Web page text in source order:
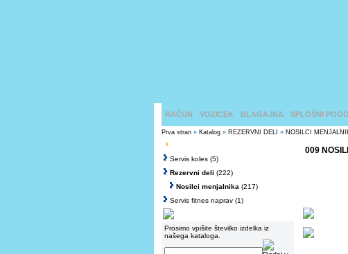
RAČUN VOZICEK BLAGAJNA SPLOŠNI
Prva stran » Katalog » REZERVNI DELI » NOSILCI
Servis koles (5)
Rezervni deli (222)
Nosilci menjalnika (217)
Servis fitnes naprav (1)
Prosimo vpišite številko izdelka iz
našega kataloga.
009